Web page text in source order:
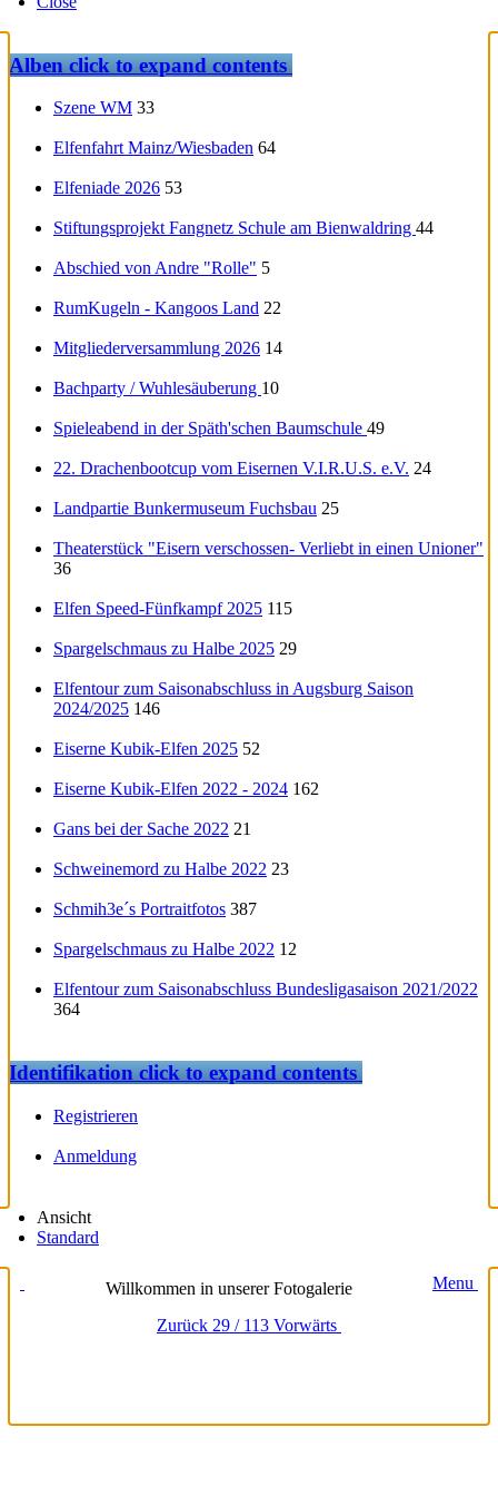
Albenclick to expand contents
Szene WM 33
Elfenfahrt Mainz/Wiesbaden 64
Elfeniade 2026 53
Stiftungsprojekt Fangnetz Schule am Bienwaldring 44
Abschied von Andre "Rolle" 5
RumKugeln - Kangoos Land 22
Mitgliederversammlung 2026 14
Bachparty / Wuhlesäuberung 10
Spieleabend in der Späth'schen Baumschule 49
22. Drachenbootcup vom Eisernen V.I.R.U.S. e.V. 24
Landpartie Bunkermuseum Fuchsbau 25
Theaterstück "Eisern verschossen- Verliebt in einen Unioner"
36
Elfen Speed-Fünfkampf 2025 115
Spargelschmaus zu Halbe 2025 29
Elfentour zum Saisonabschluss in Augsburg Saison
2024/2025 146
Eiserne Kubik-Elfen 2025 52
Eiserne Kubik-Elfen 2022 - 2024 162
Gans bei der Sache 2022 21
Schweinemord zu Halbe 2022 23
Schmih3e´s Portraitfotos 387
Spargelschmaus zu Halbe 2022 12
Elfentour zum Saisonabschluss Bundesligasaison 2021/2022
364
Identifikationclick to expand contents
Registrieren
Anmeldung
Ansicht
Standard
Willkommen in unserer Fotogalerie Menu
Zurück 29 / 113 Vorwärts